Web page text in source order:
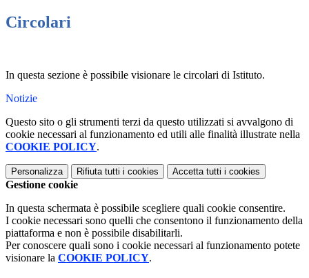
Circolari
In questa sezione è possibile visionare le circolari di Istituto.
Notizie
Questo sito o gli strumenti terzi da questo utilizzati si avvalgono di
cookie necessari al funzionamento ed utili alle finalità illustrate nella
COOKIE POLICY.
Personalizza Rifiuta tutti i cookies Accetta tutti i cookies
Gestione cookie
In questa schermata è possibile scegliere quali cookie consentire.
I cookie necessari sono quelli che consentono il funzionamento della
piattaforma e non è possibile disabilitarli.
Per conoscere quali sono i cookie necessari al funzionamento potete
visionare la COOKIE POLICY.